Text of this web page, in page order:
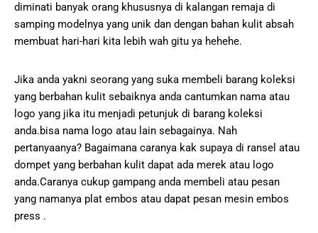
diminati banyak orang khususnya di kalangan remaja di
samping modelnya yang unik dan dengan bahan kulit absah
membuat hari-hari kita lebih wah gitu ya hehehe.
Jika anda yakni seorang yang suka membeli barang koleksi
yang berbahan kulit sebaiknya anda cantumkan nama atau
logo yang jika itu menjadi petunjuk di barang koleksi
anda.bisa nama logo atau lain sebagainya. Nah
pertanyaanya? Bagaimana caranya kak supaya di ransel atau
dompet yang berbahan kulit dapat ada merek atau logo
anda.Caranya cukup gampang anda membeli atau pesan
yang namanya plat embos atau dapat pesan mesin embos
press .